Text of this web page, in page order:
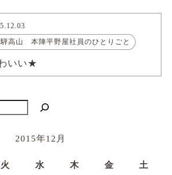
高山 本陣平野屋社員のひとりごと
いい★
2015年12月
火 水 木 金 土